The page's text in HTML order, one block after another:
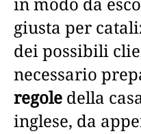
giusta per
dei possibili
necessario
regole della
inglese, da